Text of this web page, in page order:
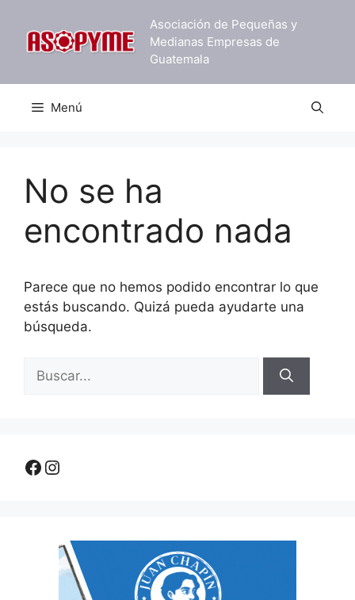
contenido
Asociación de Pequeñas y
Medianas Empresas de
Guatemala
Menú
No se ha
encontrado nada
Parece que no hemos podido encontrar lo que
estás buscando. Quizá pueda ayudarte una
búsqueda.
Facebook
Instagram